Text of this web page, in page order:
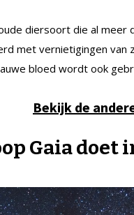
diersoort die al
met vernietigingen van
bloed wordt ook
Bekijk de
Gaia doet